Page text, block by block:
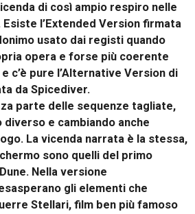
di così ampio respiro nelle
l’Extended Version firmata
usato dai registi quando
opera e forse più coerente
c’è pure l’Alternative Version di
da Spicediver.
parte delle sequenze tagliate,
diverso e cambiando anche
La vicenda narrata è la stessa,
sono quelli del primo
Nella versione
gli elementi che
Stellari, film ben più famoso